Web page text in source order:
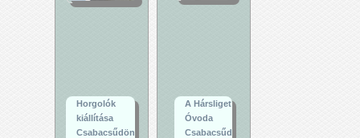
Horgolók
kiállítása
Csabacsűdön
A Hársliget
Óvoda
Csabacsűd